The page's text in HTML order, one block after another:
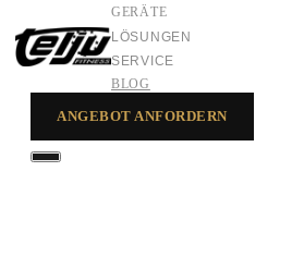
GERÄTE
LÖSUNGEN
SERVICE
BLOG
ANGEBOT ANFORDERN